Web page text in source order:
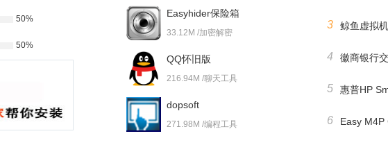
50%
50%
Easyhider保险箱
33.12M /加密解密
QQ怀旧版
216.94M /聊天工具
dopsoft
271.98M /编程工具
3 鲸鱼虚拟
4 徽商银行
5 惠普HP
6 Easy